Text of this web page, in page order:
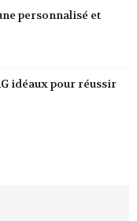
personnalisé et
idéaux pour réussir